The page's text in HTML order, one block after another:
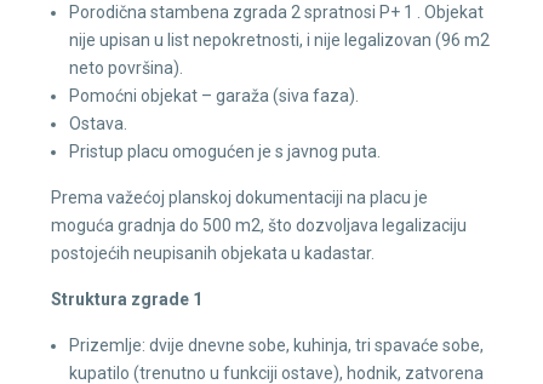
Porodična stambena zgrada 2 spratnosi P+ 1 . Objekat
nije upisan u list nepokretnosti, i nije legalizovan (96 m2
neto površina).
Pomoćni objekat – garaža (siva faza).
Ostava.
Pristup placu omogućen je s javnog puta.
Prema važećoj planskoj dokumentaciji na placu je
moguća gradnja do 500 m2, što dozvoljava legalizaciju
postojećih neupisanih objekata u kadastar.
Struktura zgrade 1
Prizemlje: dvije dnevne sobe, kuhinja, tri spavaće sobe,
kupatilo (trenutno u funkciji ostave), hodnik, zatvorena